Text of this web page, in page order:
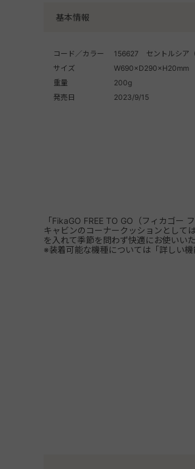
基本情報
コード／カラー
156627 セントルシア（
サイズ
W690×D290×H20mm
重量
200g
発売日
2023/9/15
「FikaGO FREE TO GO（フィカゴー
キャビンのコーナークッションとして
を入れて季節を問わず快適にお使いいた
※装着可能な機種については「詳しい